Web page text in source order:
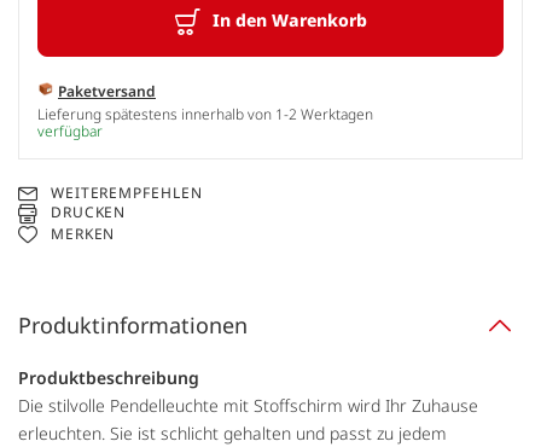
In den Warenkorb
Paketversand
Lieferung spätestens innerhalb von 1-2 Werktagen
verfügbar
WEITEREMPFEHLEN
DRUCKEN
MERKEN
Produktinformationen
Produktbeschreibung
Die stilvolle Pendelleuchte mit Stoffschirm wird Ihr Zuhause
erleuchten. Sie ist schlicht gehalten und passt zu jedem